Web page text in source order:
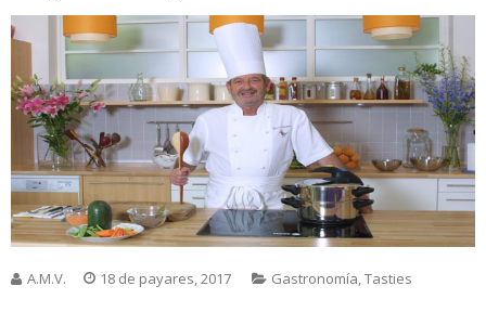
A.M.V. 18 de payares, 2017 Gastronomía,Tasties